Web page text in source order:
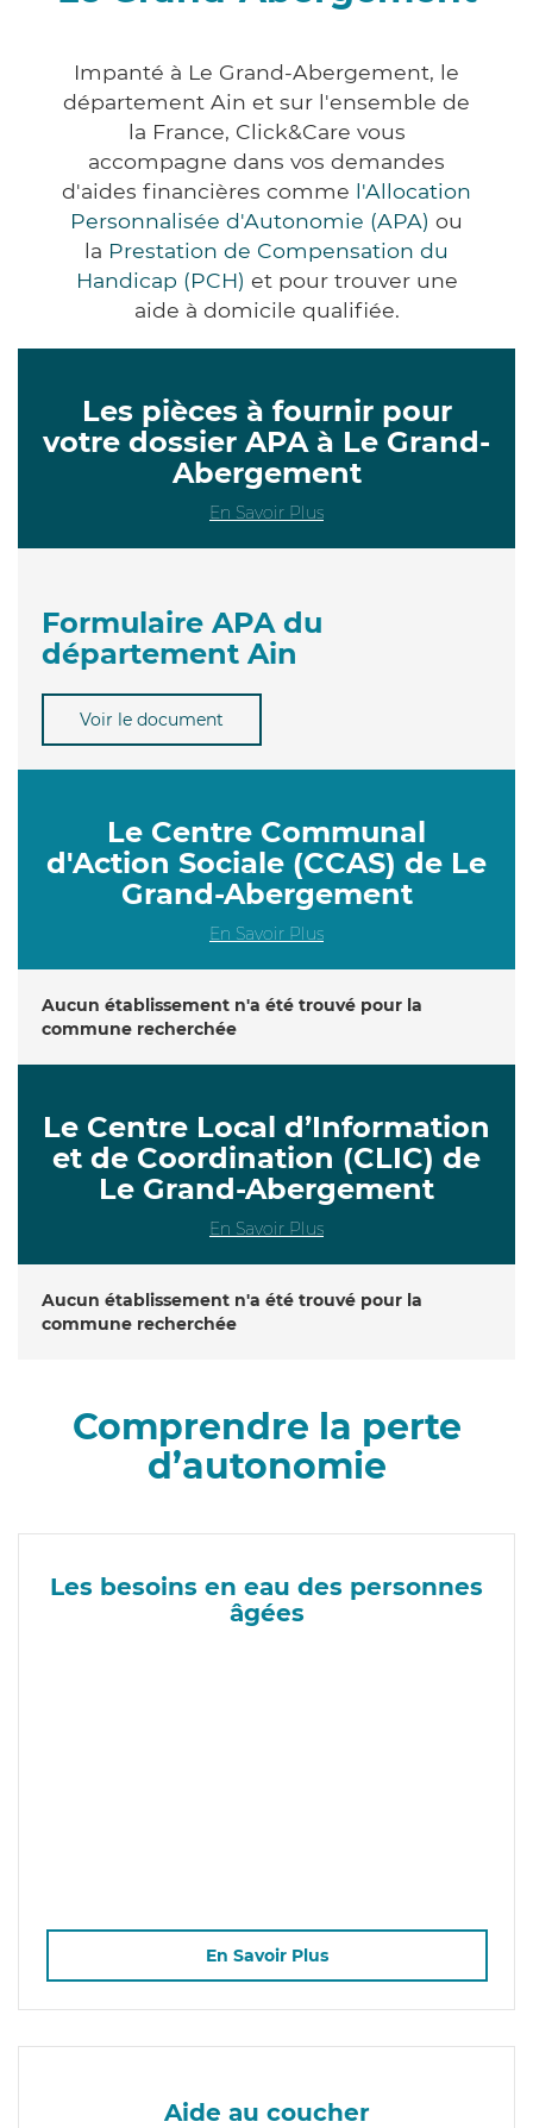
Impanté à Le Grand-Abergement, le
département Ain et sur l'ensemble de
la France, Click&Care vous
accompagne dans vos demandes
d'aides financières comme l'Allocation
Personnalisée d'Autonomie (APA) ou
la Prestation de Compensation du
Handicap (PCH) et pour trouver une
aide à domicile qualifiée.
Les pièces à fournir pour
votre dossier APA à Le Grand-
Abergement
En Savoir Plus
Formulaire APA du
département Ain
Voir le document
Le Centre Communal
d'Action Sociale (CCAS) de Le
Grand-Abergement
En Savoir Plus
Aucun établissement n'a été trouvé pour la
commune recherchée
Le Centre Local d’Information
et de Coordination (CLIC) de
Le Grand-Abergement
En Savoir Plus
Aucun établissement n'a été trouvé pour la
commune recherchée
Comprendre la perte
d’autonomie
Les besoins en eau des personnes
âgées
En Savoir Plus
Aide au coucher